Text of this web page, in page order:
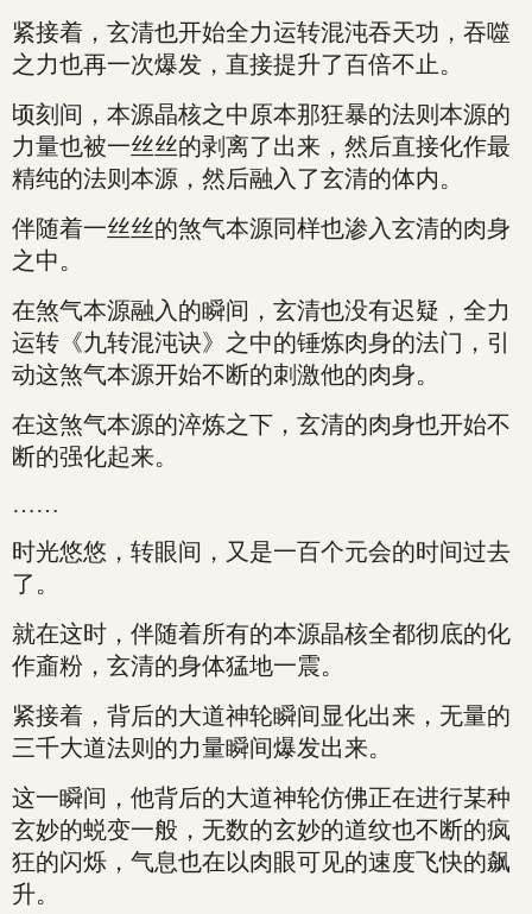
紧接着，玄清也开始全力运转混沌吞天功，吞噬
之力也再一次爆发，直接提升了百倍不止。
顷刻间，本源晶核之中原本那狂暴的法则本源的
力量也被一丝丝的剥离了出来，然后直接化作最
精纯的法则本源，然后融入了玄清的体内。
伴随着一丝丝的煞气本源同样也渗入玄清的肉身
之中。
在煞气本源融入的瞬间，玄清也没有迟疑，全力
运转《九转混沌诀》之中的锤炼肉身的法门，引
动这煞气本源开始不断的刺激他的肉身。
在这煞气本源的淬炼之下，玄清的肉身也开始不
断的强化起来。
……
时光悠悠，转眼间，又是一百个元会的时间过去
了。
就在这时，伴随着所有的本源晶核全都彻底的化
作齑粉，玄清的身体猛地一震。
紧接着，背后的大道神轮瞬间显化出来，无量的
三千大道法则的力量瞬间爆发出来。
这一瞬间，他背后的大道神轮仿佛正在进行某种
玄妙的蜕变一般，无数的玄妙的道纹也不断的疯
狂的闪烁，气息也在以肉眼可见的速度飞快的飙
升。